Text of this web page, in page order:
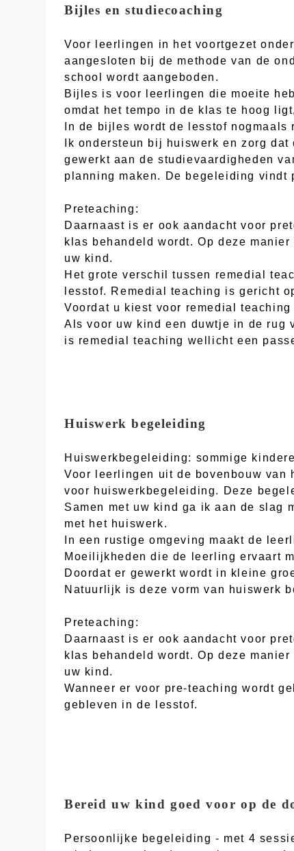
Bijles en studiecoaching
Voor leerlingen in het voortgezet
aangesloten bij de methode van de
school wordt aangeboden.
Bijles is voor leerlingen die moeite
omdat het tempo in de klas te hoog
In de bijles wordt de lesstof
Ik ondersteun bij huiswerk en zorg
gewerkt aan de studievaardigheden
planning maken. De begeleiding vindt
Preteaching:
Daarnaast is er ook aandacht voor
klas behandeld wordt. Op deze
uw kind.
Het grote verschil tussen remedial
lesstof. Remedial teaching is gericht
Voordat u kiest voor remedial
Als voor uw kind een duwtje in de rug
is remedial teaching wellicht een
Huiswerk begeleiding
Huiswerkbegeleiding: sommige
Voor leerlingen uit de bovenbouw
voor huiswerkbegeleiding. Deze
Samen met uw kind ga ik aan de slag
met het huiswerk.
In een rustige omgeving maakt de
Moeilijkheden die de leerling ervaart
Doordat er gewerkt wordt in kleine
Natuurlijk is deze vorm van huiswerk
Preteaching:
Daarnaast is er ook aandacht voor
klas behandeld wordt. Op deze
uw kind.
Wanneer er voor pre-teaching wordt
gebleven in de lesstof.
Bereid uw kind goed voor op de
Persoonlijke begeleiding - met 4